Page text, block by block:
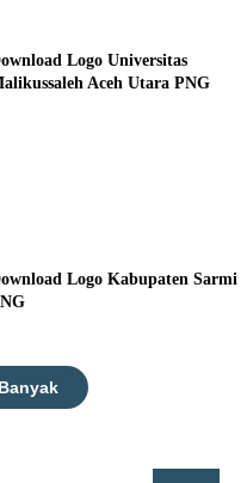
Logo Universitas
Aceh Utara PNG
Logo Kabupaten Sarmi